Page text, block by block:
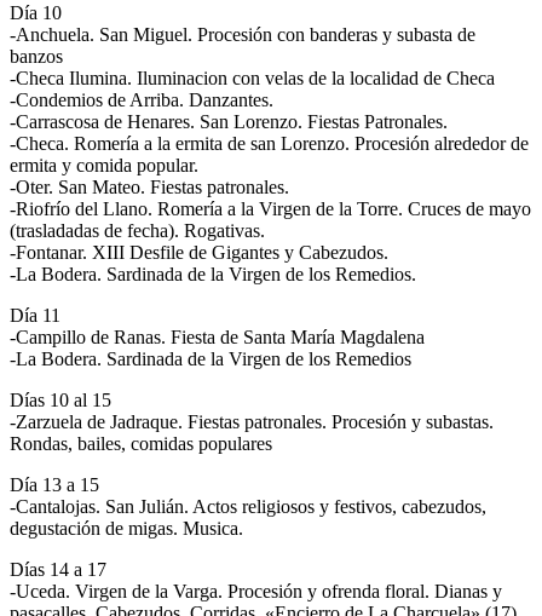
Día 10
-Anchuela. San Miguel. Procesión con banderas y subasta de
banzos
-Checa Ilumina. Iluminacion con velas de la localidad de Checa
-Condemios de Arriba. Danzantes.
-Carrascosa de Henares. San Lorenzo. Fiestas Patronales.
-Checa. Romería a la ermita de san Lorenzo. Procesión alrededor de
ermita y comida popular.
-Oter. San Mateo. Fiestas patronales.
-Riofrío del Llano. Romería a la Virgen de la Torre. Cruces de mayo
(trasladadas de fecha). Rogativas.
-Fontanar. XIII Desfile de Gigantes y Cabezudos.
-La Bodera. Sardinada de la Virgen de los Remedios.
Día 11
-Campillo de Ranas. Fiesta de Santa María Magdalena
-La Bodera. Sardinada de la Virgen de los Remedios
Días 10 al 15
-Zarzuela de Jadraque. Fiestas patronales. Procesión y subastas.
Rondas, bailes, comidas populares
Día 13 a 15
-Cantalojas. San Julián. Actos religiosos y festivos, cabezudos,
degustación de migas. Musica.
Días 14 a 17
-Uceda. Virgen de la Varga. Procesión y ofrenda floral. Dianas y